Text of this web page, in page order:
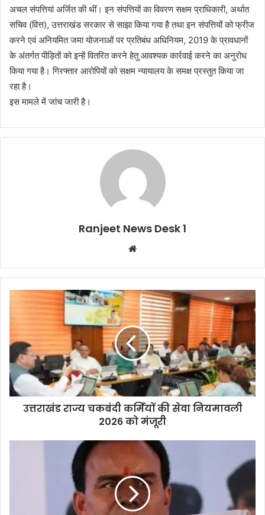
अचल संपत्तियां अर्जित की थीं। इन संपत्तियों का विवरण सक्षम प्राधिकारी, अर्थात
सचिव (वित्त), उत्तराखंड सरकार से साझा किया गया है तथा इन संपत्तियों को फ्रीज
करने एवं अनियमित जमा योजनाओं पर प्रतिबंध अधिनियम, 2019 के प्रावधानों
के अंतर्गत पीड़ितों को इन्हें वितरित करने हेतु आवश्यक कार्रवाई करने का अनुरोध
किया गया है। गिरफ्तार आरोपियों को सक्षम न्यायालय के समक्ष प्रस्तुत किया जा
रहा है।
इस मामले में जांच जारी है।
Ranjeet News Desk 1
te
उत्तराखंड राज्य चकबंदी कर्मियों की सेवा नियमावली
2026 को मंजूरी